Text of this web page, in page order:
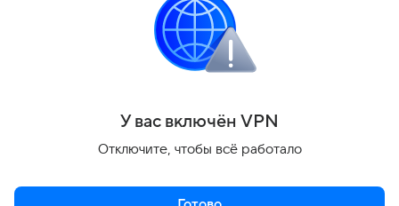
обстоятельства произошедшего, опрашивают
очевидцев. По факту аварии назначено
Поделиться
У вас включён VPN
Отключите, чтобы всё работало